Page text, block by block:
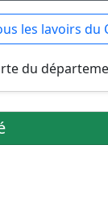
les lavoirs du